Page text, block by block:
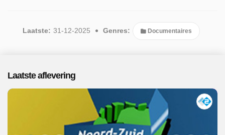
Laatste: 31-12-2025 Genres: Documentaires
Laatste aflevering